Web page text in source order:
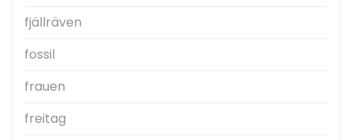
fjällräven
fossil
frauen
freitag